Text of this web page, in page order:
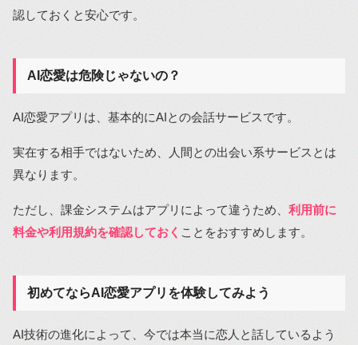
認しておくと安心です。
AI恋愛は危険じゃないの？
AI恋愛アプリは、基本的にAIとの会話サービスです。
実在する相手ではないため、人間との出会い系サービスとは
異なります。
ただし、課金システムはアプリによって違うため、 利用前に
料金や利用規約を確認しておく ことをおすすめします。
初めてならAI恋愛アプリを体験してみよう
AI技術の進化によって、今では本当に恋人と話しているよう